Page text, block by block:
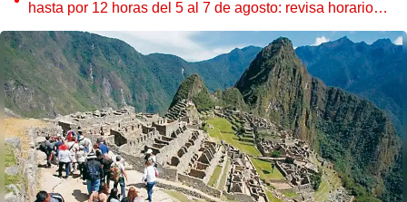
hasta por 12 horas del 5 al 7 de agosto: revisa horarios y